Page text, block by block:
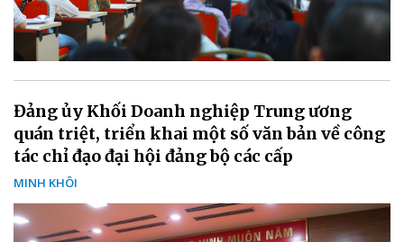
Đảng ủy Khối Doanh nghiệp Trung ương
quán triệt, triển khai một số văn bản về công
tác chỉ đạo đại hội đảng bộ các cấp
MINH KHÔI